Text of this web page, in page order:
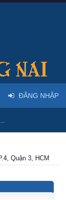
Quận 3, HCM
ĐĂNG NHẬP